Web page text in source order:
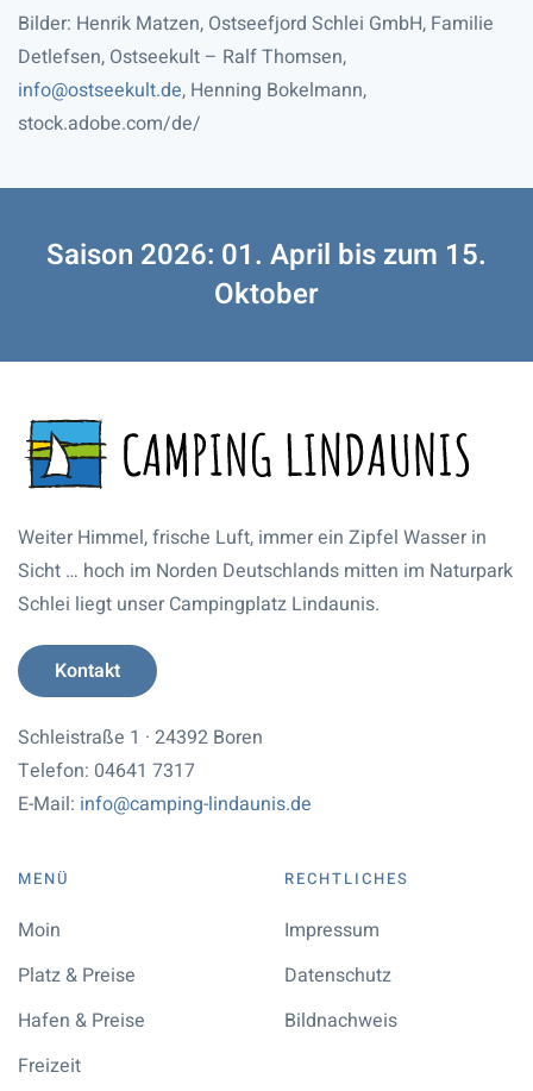
Bilder: Henrik Matzen, Ostseefjord Schlei GmbH, Familie
Detlefsen, Ostseekult – Ralf Thomsen,
info@ostseekult.de, Henning Bokelmann,
stock.adobe.com/de/
Saison 2026: 01. April bis zum 15.
Oktober
Weiter Himmel, frische Luft, immer ein Zipfel Wasser in
Sicht … hoch im Norden Deutschlands mitten im Naturpark
Schlei liegt unser Campingplatz Lindaunis.
Kontakt
Schleistraße 1 · 24392 Boren
Telefon: 04641 7317
E-Mail: info@camping-lindaunis.de
MENÜ
Moin
Platz & Preise
Hafen & Preise
Freizeit
RECHTLICHES
Impressum
Datenschutz
Bildnachweis